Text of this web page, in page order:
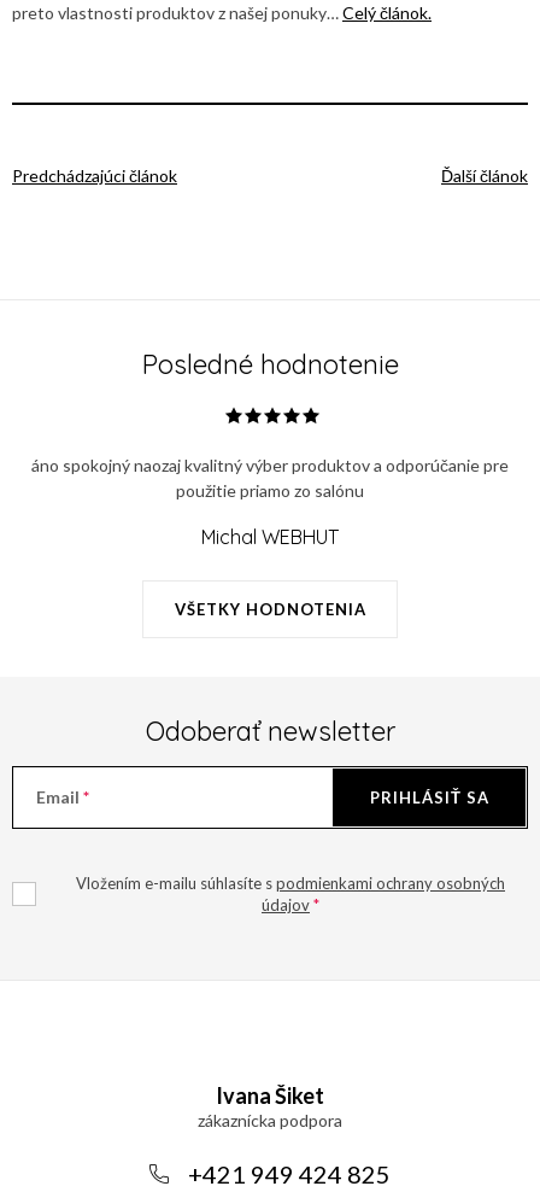
preto vlastnosti produktov z našej ponuky…Celý článok.
Predchádzajúci článok Ďalší článok
Posledné hodnotenie
VŠETKY HODNOTENIA
áno spokojný naozaj kvalitný výber produktov a odporúčanie pre
použitie priamo zo salónu
Michal WEBHUT
Odoberať newsletter
Email
Vložením e-mailu súhlasíte spodmienkami ochrany osobných
údajov
PRIHLÁSIŤ SA
Ivana Šiket
+421 949 424 825